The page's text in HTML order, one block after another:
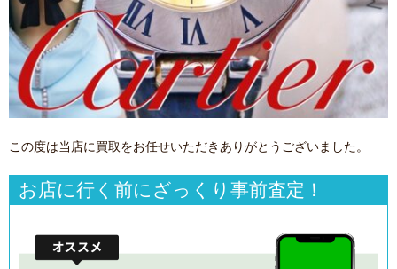
この度は当店に買取をお任せいただきありがとうございました。
お店に行く前にざっくり事前査定！